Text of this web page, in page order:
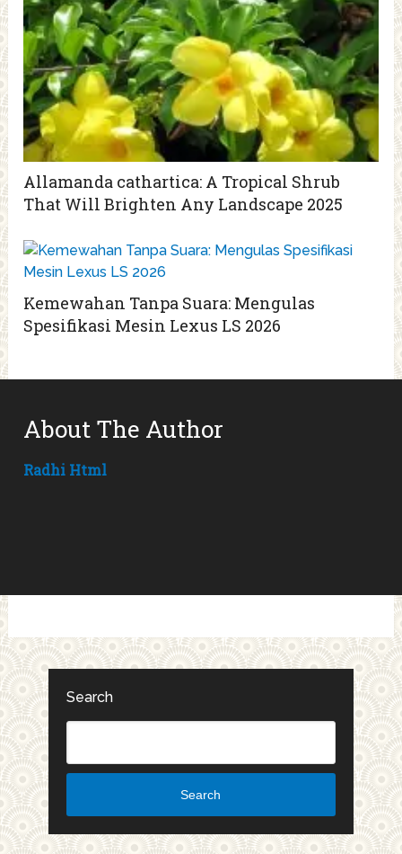
Allamanda cathartica: A Tropical Shrub
That Will Brighten Any Landscape 2025
Kemewahan Tanpa Suara: Mengulas
Spesifikasi Mesin Lexus LS 2026
About The Author
Radhi Html
Search
Search